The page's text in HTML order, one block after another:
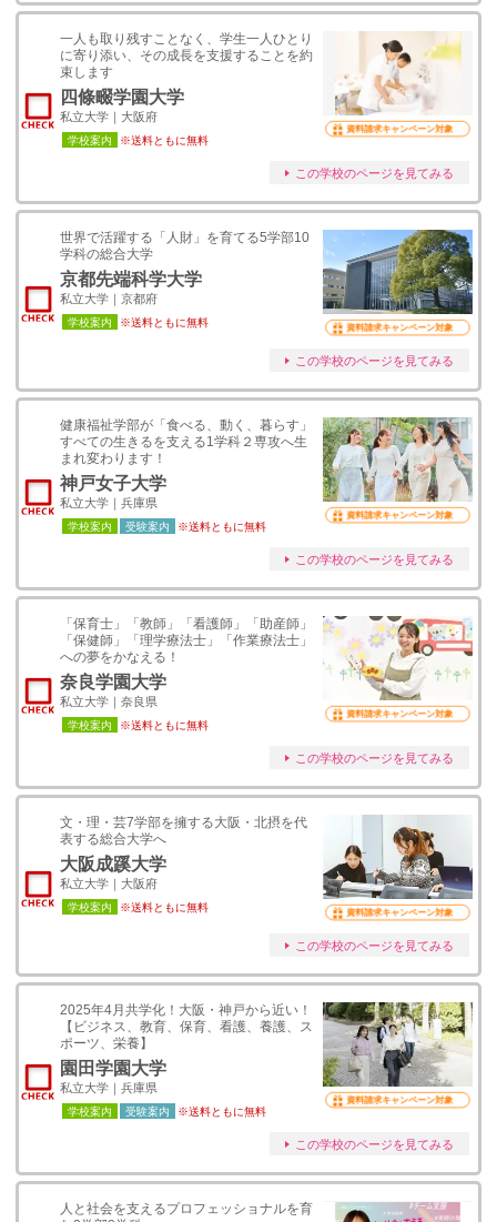
一人も取り残すことなく、学生一人ひとり
に寄り添い、その成長を支援することを約
束します
四條畷学園大学
私立大学｜大阪府
学校案内 ※送料ともに無料
資料請求キャンペーン対象
この学校のページを見てみる
世界で活躍する「人財」を育てる5学部10
学科の総合大学
京都先端科学大学
私立大学｜京都府
学校案内 ※送料ともに無料 資料請求キャンペーン対象
この学校のページを見てみる
健康福祉学部が「⾷べる、動く、暮らす」
すべての⽣きるを⽀える1学科２専攻へ⽣
まれ変わります！
神戸女子大学
私立大学｜兵庫県
学校案内 受験案内 ※送料ともに無料
資料請求キャンペーン対象
この学校のページを見てみる
「保育士」「教師」「看護師」「助産師」
「保健師」「理学療法士」「作業療法士」
への夢をかなえる！
奈良学園大学
私立大学｜奈良県
学校案内 ※送料ともに無料
資料請求キャンペーン対象
この学校のページを見てみる
文・理・芸7学部を擁する大阪・北摂を代
表する総合大学へ
大阪成蹊大学
私立大学｜大阪府
学校案内 ※送料ともに無料 資料請求キャンペーン対象
この学校のページを見てみる
2025年4月共学化！大阪・神戸から近い！
【ビジネス、教育、保育、看護、養護、ス
ポーツ、栄養】
園田学園大学
私立大学｜兵庫県
学校案内 受験案内 ※送料ともに無料
資料請求キャンペーン対象
この学校のページを見てみる
人と社会を支えるプロフェッショナルを育